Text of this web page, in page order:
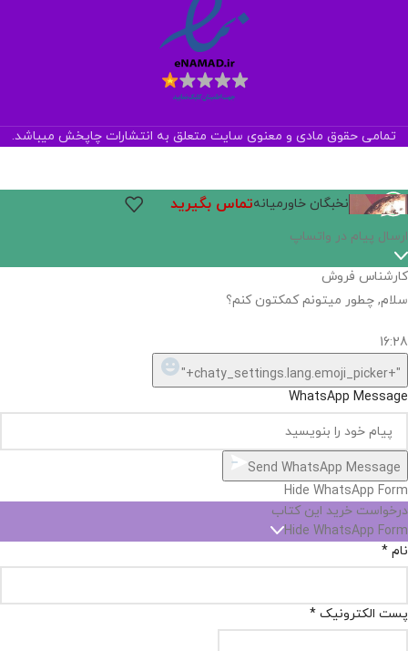
تمامی حقوق مادی و معنوی سایت متعلق به انتشارات چاپخش میباشد.
نخبگان خاورمیانهتماس بگیرید
اگر
نیست,
شاید
بتونیم
تهیه
Open
chaty
1
Hide
chaty
ارسال پیام در واتساپ
کارشناس فروش
سلام, چطور میتونم کمکتون کنم؟
16:28